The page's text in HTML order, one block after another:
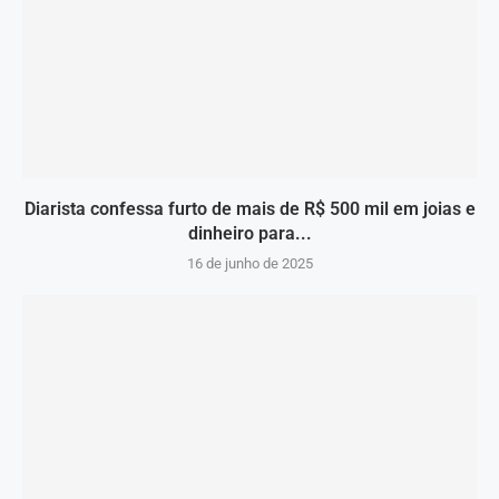
Diarista confessa furto de mais de R$ 500 mil em joias e
dinheiro para...
16 de junho de 2025